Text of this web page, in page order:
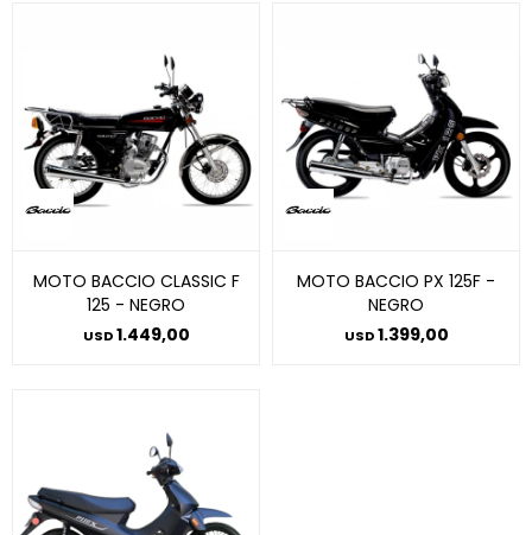
MOTO BACCIO CLASSIC F
125 - NEGRO
USD1.449,00
MOTO BACCIO PX 125F -
NEGRO
USD1.399,00